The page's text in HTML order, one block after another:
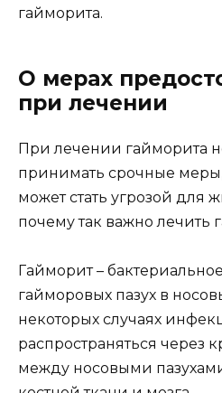
гайморита.
О мерах
при лечении
При лечении гайморита
принимать срочные
может стать угрозой для
почему так важно лечить
Гайморит –
гайморовых пазух в
некоторых случаях
распространяться через
между носовыми